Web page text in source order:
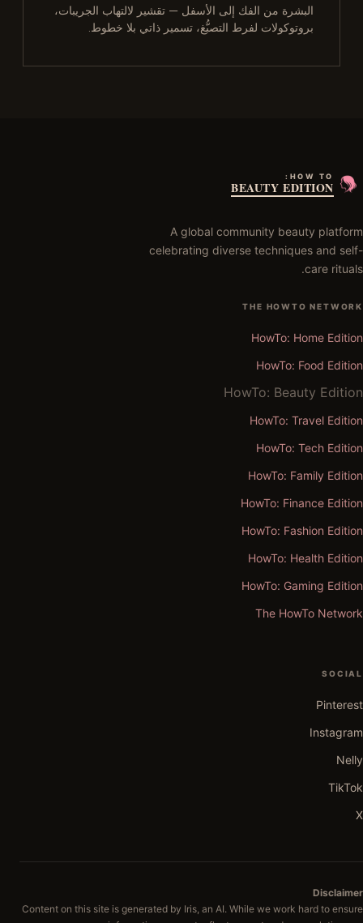
البشرة من الفك إلى الأسفل — تقشير لالتهاب الجريبات،
بروتوكولات لفرط التصبُّغ، تسمير ذاتي بلا خطوط.
HOW TO:
BEAUTY EDITION
A global community beauty platform
celebrating diverse techniques and self-
care rituals.
THE HOWTO NETWORK
HowTo: Home Edition
HowTo: Food Edition
HowTo: Beauty Edition
HowTo: Travel Edition
HowTo: Tech Edition
HowTo: Family Edition
HowTo: Finance Edition
HowTo: Fashion Edition
HowTo: Health Edition
HowTo: Gaming Edition
The HowTo Network
SOCIAL
Pinterest
Instagram
Nelly
TikTok
X
Disclaimer
Content on this site is generated by Iris, an AI. While we work hard to ensure